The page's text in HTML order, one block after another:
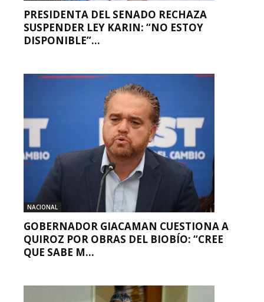
PRESIDENTA DEL SENADO RECHAZA
SUSPENDER LEY KARIN: “NO ESTOY
DISPONIBLE”...
NACIONAL
GOBERNADOR GIACAMAN CUESTIONA A
QUIROZ POR OBRAS DEL BIOBÍO: “CREE
QUE SABE M...